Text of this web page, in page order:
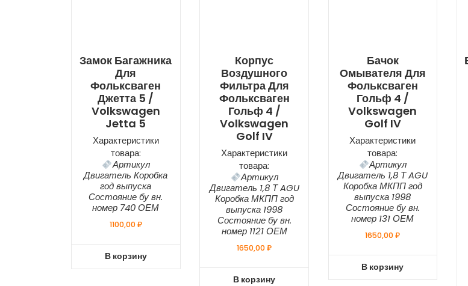
Замок Багажника
Для
Фольксваген
Джетта 5 /
Volkswagen
Jetta 5
Характеристики
товара:
Артикул
Двигатель Коробка
год выпуска
Состояние бу вн.
номер 740 ОЕМ
1100,00₽
В корзину
Корпус
Воздушного
Фильтра Для
Фольксваген
Гольф 4 /
Volkswagen
Golf IV
Характеристики
товара:
Артикул
Двигатель 1,8 Т AGU
Коробка МКПП год
выпуска 1998
Состояние бу вн.
номер 1121 ОЕМ
1650,00₽
В корзину
Бачок
Омывателя Для
Фольксваген
Гольф 4 /
Volkswagen
Golf IV
Характеристики
товара:
Артикул
Двигатель 1,8 Т AGU
Коробка МКПП год
выпуска 1998
Состояние бу вн.
номер 131 ОЕМ
1650,00₽
В корзину